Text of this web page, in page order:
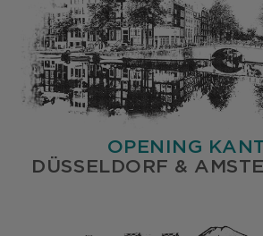
OPENING
DÜSSELDORF &